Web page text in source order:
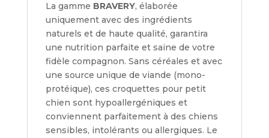
La gamme BRAVERY, élaborée
uniquement avec des ingrédients
naturels et de haute qualité, garantira
une nutrition parfaite et saine de votre
fidèle compagnon. Sans céréales et avec
une source unique de viande (mono-
protéique), ces croquettes pour petit
chien sont hypoallergéniques et
conviennent parfaitement à des chiens
sensibles, intolérants ou allergiques. Le